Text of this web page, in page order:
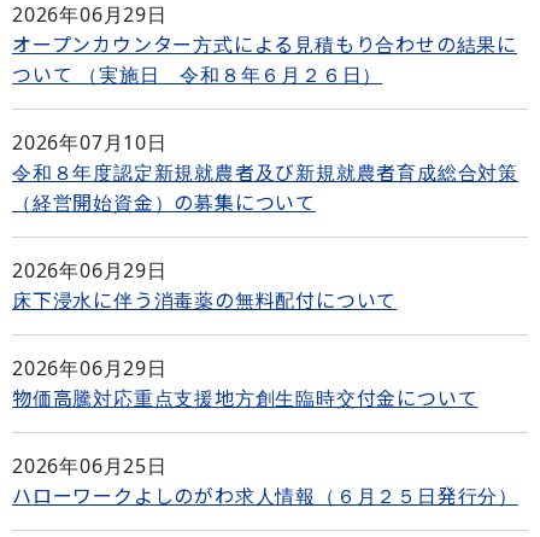
2026年06月29日
オープンカウンター方式による見積もり合わせの結果に
ついて （実施日 令和８年６月２６日）
2026年07月10日
令和８年度認定新規就農者及び新規就農者育成総合対策
（経営開始資金）の募集について
2026年06月29日
床下浸水に伴う消毒薬の無料配付について
2026年06月29日
物価高騰対応重点支援地方創生臨時交付金について
2026年06月25日
ハローワークよしのがわ求人情報（６月２５日発行分）